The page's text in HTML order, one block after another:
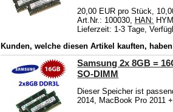
20,00 EUR pro Stück,
Art.Nr.: 100030,
HAN:
Lieferzeit: 1-3 Tage,
Kunden, welche diesen Artikel kauften,
Samsung 2x 8GB =
SO-DIMM
Dieser Speicher ist
2014, MacBook Pro 2011